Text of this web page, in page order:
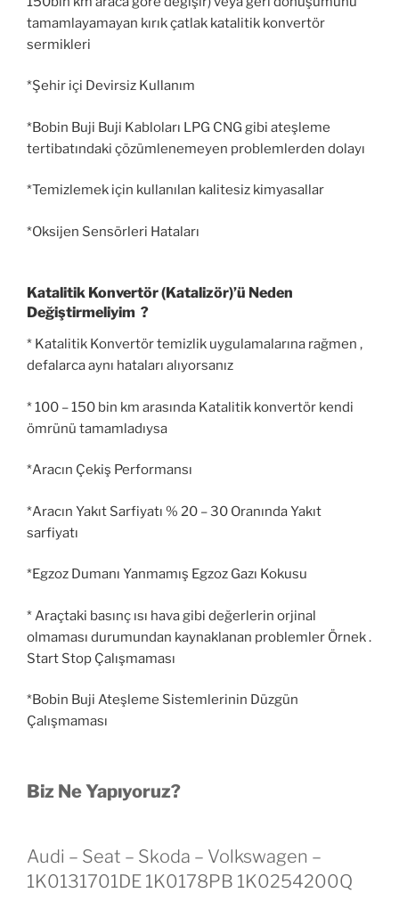
tamamlayamayan kırık çatlak katalitik konvertör
sermikleri
*Şehir içi Devirsiz Kullanım
*Bobin Buji Buji Kabloları LPG CNG gibi ateşleme
tertibatındaki çözümlenemeyen problemlerden dolayı
*Temizlemek için kullanılan kalitesiz kimyasallar
*Oksijen Sensörleri Hataları
Katalitik Konvertör (Katalizör)’ü Neden
Değiştirmeliyim ?
* Katalitik Konvertör temizlik uygulamalarına rağmen ,
defalarca aynı hataları alıyorsanız
* 100 – 150 bin km arasında Katalitik konvertör kendi
ömrünü tamamladıysa
*Aracın Çekiş Performansı
*Aracın Yakıt Sarfiyatı % 20 – 30 Oranında Yakıt
sarfiyatı
*Egzoz Dumanı Yanmamış Egzoz Gazı Kokusu
* Araçtaki basınç ısı hava gibi değerlerin orjinal
olmaması durumundan kaynaklanan problemler Örnek .
Start Stop Çalışmaması
*Bobin Buji Ateşleme Sistemlerinin Düzgün
Çalışmaması
Biz Ne Yapıyoruz?
Audi – Seat – Skoda – Volkswagen –
1K0131701DE 1K0178PB 1K0254200Q